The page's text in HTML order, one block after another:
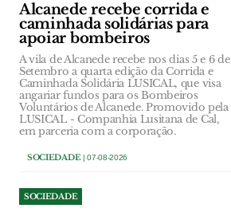
Alcanede recebe corrida e
caminhada solidárias para
apoiar bombeiros
A vila de Alcanede recebe nos dias 5 e 6 de
Setembro a quarta edição da Corrida e
Caminhada Solidária LUSICAL, que visa
angariar fundos para os Bombeiros
Voluntários de Alcanede. Promovido pela
LUSICAL - Companhia Lusitana de Cal,
em parceria com a corporação.
SOCIEDADE| 07-08-2026
SOCIEDADE